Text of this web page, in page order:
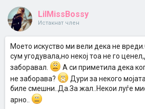
LilMissBossy
Истакнат член
Моето искуство ми вели дека не
сум угодувала,но некој тоа не го
заборавал.
А си приметила дека
не заборава?
Дури за некого
биле смешни..Да.За жал..Некои луѓе
арно..